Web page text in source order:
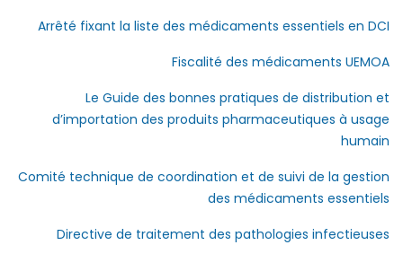
Arrêté fixant la liste des médicaments essentiels en DCI
Fiscalité des médicaments UEMOA
Le Guide des bonnes pratiques de distribution et
d’importation des produits pharmaceutiques à usage
humain
Comité technique de coordination et de suivi de la gestion
des médicaments essentiels
Directive de traitement des pathologies infectieuses